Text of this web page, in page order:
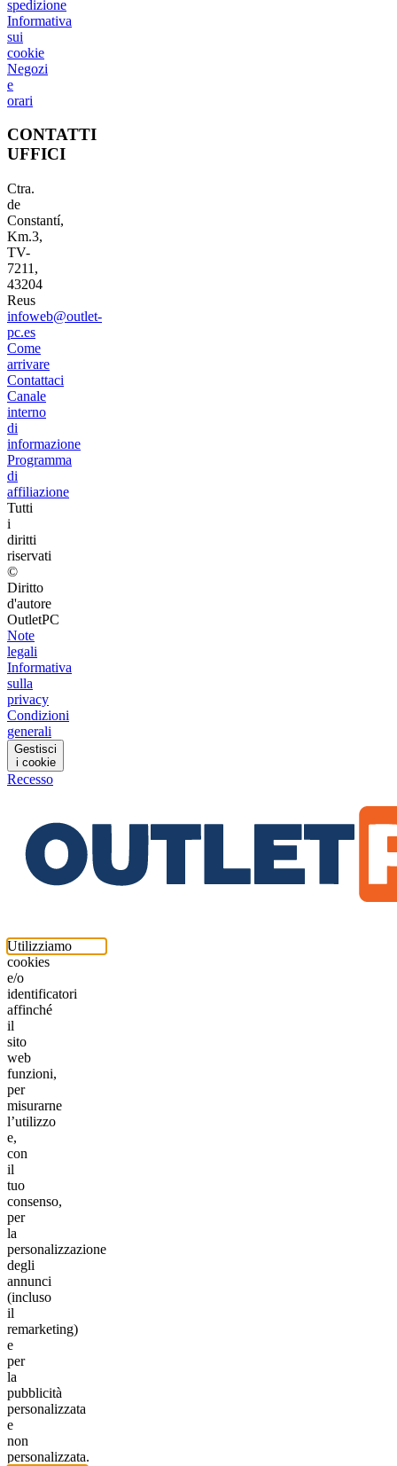
spedizione
Informativa
sui
cookie
Negozi
e
orari
CONTATTI
UFFICI
Ctra.
de
Constantí,
Km.3,
TV-
7211,
43204
Reus
infoweb@outlet-
pc.es
Come
arrivare
Contattaci
Canale
interno
di
informazione
Programma
di
affiliazione
Tutti
i
diritti
riservati
©
Diritto
d'autore
OutletPC
Note
legali
Informativa
sulla
privacy
Condizioni
generali
Gestisci
i cookie
Recesso
Utilizziamo
cookies
e/o
identificatori
affinché
il
sito
web
funzioni,
per
misurarne
l’utilizzo
e,
con
il
tuo
consenso,
per
la
personalizzazione
degli
annunci
(incluso
il
remarketing)
e
per
la
pubblicità
personalizzata
e
non
personalizzata.